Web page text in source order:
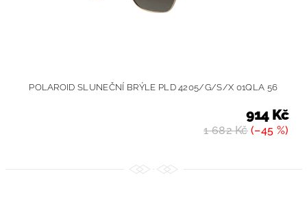
POLAROID SLUNEČNÍ BRÝLE PLD 4205/G/S/X 01QLA 56
1 682 Kč(–45 %)
914 Kč